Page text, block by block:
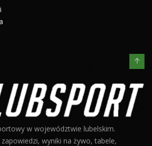
w województwie lubelskim.
wyniki na żywo, tabele,